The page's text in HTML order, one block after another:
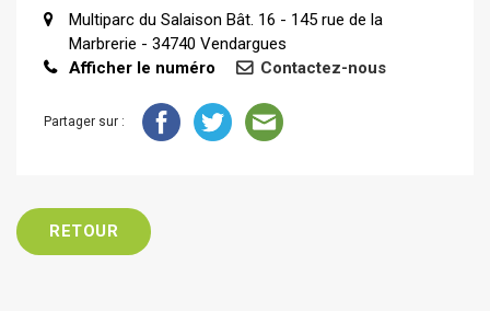
Multiparc du Salaison Bât. 16 - 145 rue de la
Marbrerie - 34740 Vendargues
Afficher le numéro
Contactez-nous
Partager sur :
RETOUR